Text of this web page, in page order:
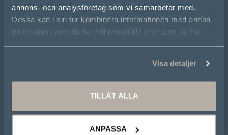
annons- och analysföretag som vi samarbetar med.
Dessa kan i sin tur kombinera informationen med annan
information som du har tillhandahållit eller som de har
samlat in när du har använt deras tjänster.
Visa detaljer
TILLÅT ALLA
ANPASSA
Öxabäcksvägen 9
512 65 Mjöbäck
0325-186 00
FÖLJ OSS
Facebook
Instagram
LinkedIn